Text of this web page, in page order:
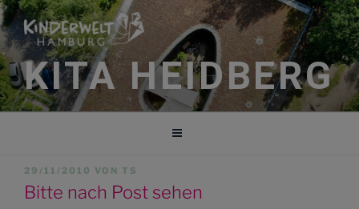
Zum
Inhalt
springen
KITA HEIDBERG
VERÖFFENTLICHT
AM
29/11/2010 VON TS
Bitte nach Post sehen